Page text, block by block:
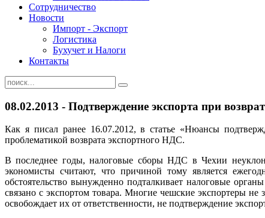
Сотрудничество
Новости
Импорт - Экспорт
Логистика
Бухучет и Налоги
Контакты
08.02.2013 - Подтверждение экспорта при
Как я писал ранее 16.07.2012, в статье «Нюансы
проблематикой возврата экспортного НДС.
В последнее годы, налоговые сборы НДС в Чехии
экономисты считают, что причиной тому является
обстоятельство вынужденно подталкивает налоговые
связано с экспортом товара. Многие чешские экспортеры
освобождает их от ответственности, не подтверждение